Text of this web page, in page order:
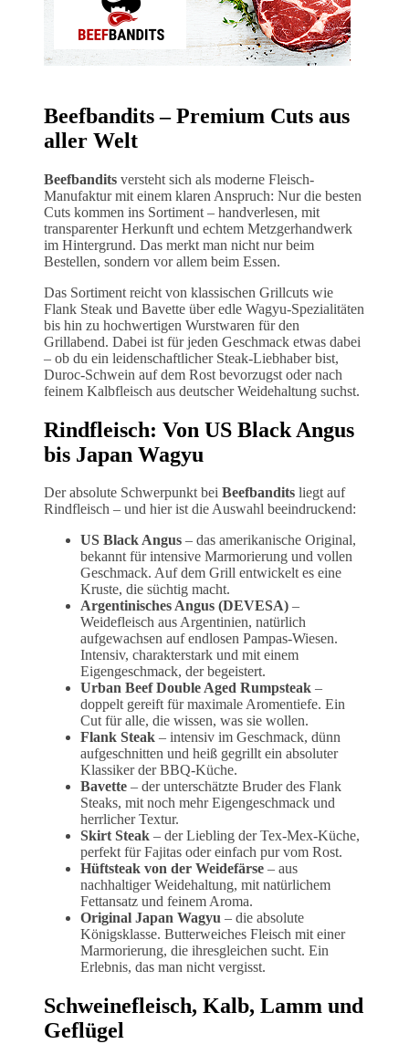
Beefbandits – Premium Cuts aus
aller Welt
Beefbandits versteht sich als moderne Fleisch-
Manufaktur mit einem klaren Anspruch: Nur die besten
Cuts kommen ins Sortiment – handverlesen, mit
transparenter Herkunft und echtem Metzgerhandwerk
im Hintergrund. Das merkt man nicht nur beim
Bestellen, sondern vor allem beim Essen.
Das Sortiment reicht von klassischen Grillcuts wie
Flank Steak und Bavette über edle Wagyu-Spezialitäten
bis hin zu hochwertigen Wurstwaren für den
Grillabend. Dabei ist für jeden Geschmack etwas dabei
– ob du ein leidenschaftlicher Steak-Liebhaber bist,
Duroc-Schwein auf dem Rost bevorzugst oder nach
feinem Kalbfleisch aus deutscher Weidehaltung suchst.
Rindfleisch: Von US Black Angus
bis Japan Wagyu
Der absolute Schwerpunkt bei Beefbandits liegt auf
Rindfleisch – und hier ist die Auswahl beeindruckend:
US Black Angus – das amerikanische Original,
bekannt für intensive Marmorierung und vollen
Geschmack. Auf dem Grill entwickelt es eine
Kruste, die süchtig macht.
Argentinisches Angus (DEVESA) –
Weidefleisch aus Argentinien, natürlich
aufgewachsen auf endlosen Pampas-Wiesen.
Intensiv, charakterstark und mit einem
Eigengeschmack, der begeistert.
Urban Beef Double Aged Rumpsteak –
doppelt gereift für maximale Aromentiefe. Ein
Cut für alle, die wissen, was sie wollen.
Flank Steak – intensiv im Geschmack, dünn
aufgeschnitten und heiß gegrillt ein absoluter
Klassiker der BBQ-Küche.
Bavette – der unterschätzte Bruder des Flank
Steaks, mit noch mehr Eigengeschmack und
herrlicher Textur.
Skirt Steak – der Liebling der Tex-Mex-Küche,
perfekt für Fajitas oder einfach pur vom Rost.
Hüftsteak von der Weidefärse – aus
nachhaltiger Weidehaltung, mit natürlichem
Fettansatz und feinem Aroma.
Original Japan Wagyu – die absolute
Königsklasse. Butterweiches Fleisch mit einer
Marmorierung, die ihresgleichen sucht. Ein
Erlebnis, das man nicht vergisst.
Schweinefleisch, Kalb, Lamm und
Geflügel